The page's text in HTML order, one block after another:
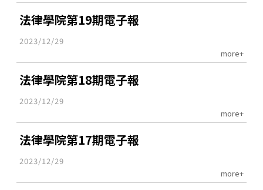
法律學院第19期電子報
2023/12/29
more+
法律學院第18期電子報
2023/12/29
more+
法律學院第17期電子報
2023/12/29
more+